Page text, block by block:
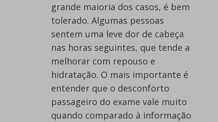
grande maioria dos casos, é bem
tolerado. Algumas pessoas
sentem uma leve dor de cabeça
nas horas seguintes, que tende a
melhorar com repouso e
hidratação. O mais importante é
entender que o desconforto
passageiro do exame vale muito
quando comparado à informação